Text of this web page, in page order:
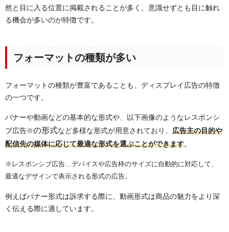
然と目に入る位置に掲載されることが多く、意識せずとも目に触れ
る機会が多いのが特徴です。
フォーマットの種類が多い
フォーマットの種類が豊富であることも、ディスプレイ広告の特徴
の一つです。
バナーや動画などの基本的な形式や、以下画像のようなレスポンシ
ブ広告※の形式など多様な形式が用意されており、 広告主の目的や
配信先の媒体に応じて最適な形式を選ぶことができます。
※レスポンシブ広告…デバイスや広告枠のサイズに自動的に対応して、
最適なデザインで表示される形式の広告。
例えばバナー形式は訴求する際に、動画形式は商品の魅力をより深
く伝える際に適しています。